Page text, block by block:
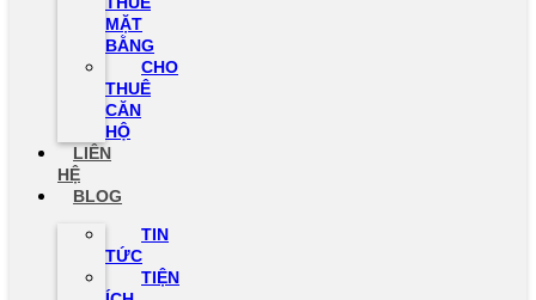
MẶT
BẰNG
CHO
THUÊ
CĂN
HỘ
LIÊN
HỆ
BLOG
TIN
TỨC
TIỆN